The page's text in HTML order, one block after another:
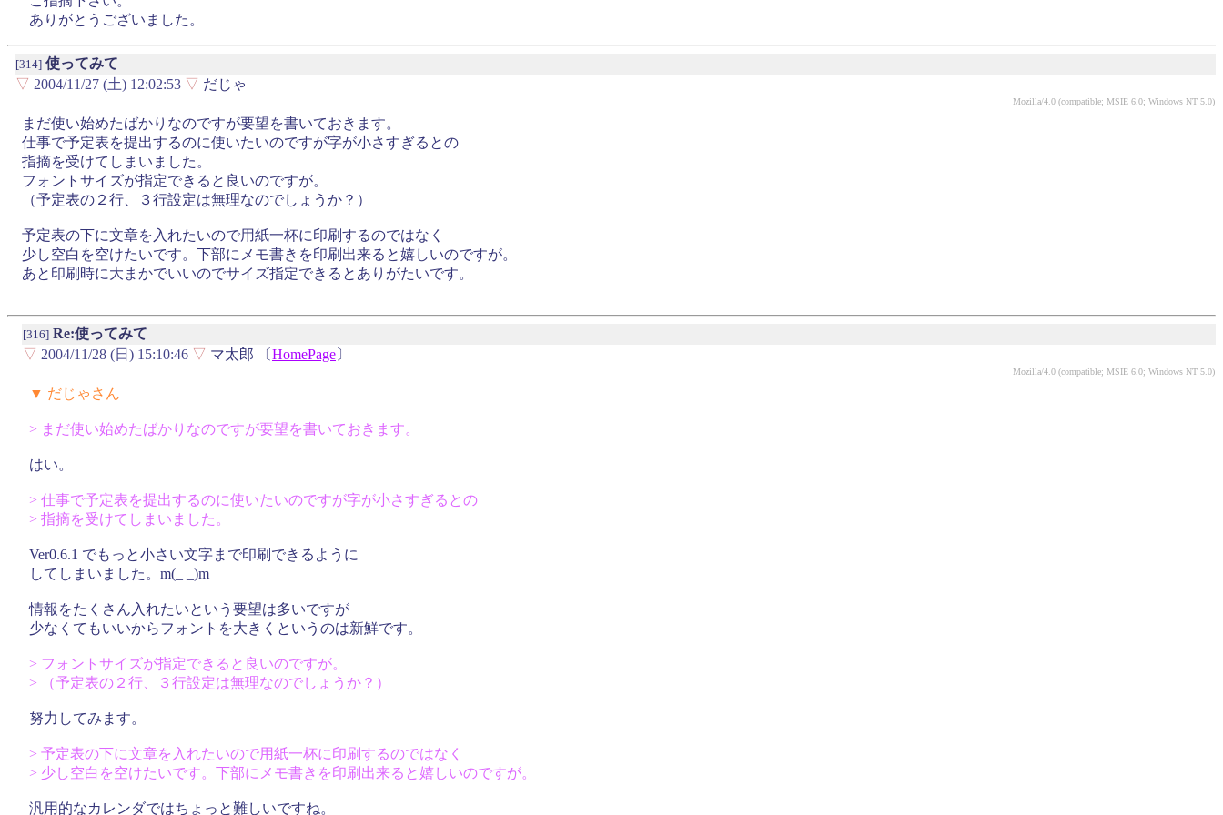
ありがとうございました。
[314] 使ってみて
▽ 2004/11/27 (土) 12:02:53 ▽ だじゃ
Mozilla/4.0 (compatible; MSIE 6.0; Windows NT 5.0)
まだ使い始めたばかりなのですが要望を書いておきます。
仕事で予定表を提出するのに使いたいのですが字が小さすぎるとの
指摘を受けてしまいました。
フォントサイズが指定できると良いのですが。
（予定表の２行、３行設定は無理なのでしょうか？）
予定表の下に文章を入れたいので用紙一杯に印刷するのではなく
少し空白を空けたいです。下部にメモ書きを印刷出来ると嬉しいのですが。
あと印刷時に大まかでいいのでサイズ指定できるとありがたいです。
[316] Re:使ってみて
▽ 2004/11/28 (日) 15:10:46 ▽ マ太郎 〔HomePage〕
Mozilla/4.0 (compatible; MSIE 6.0; Windows NT 5.0)
▼ だじゃさん
> まだ使い始めたばかりなのですが要望を書いておきます。
はい。
> 仕事で予定表を提出するのに使いたいのですが字が小さすぎるとの
> 指摘を受けてしまいました。
Ver0.6.1 でもっと小さい文字まで印刷できるように
してしまいました。m(_ _)m
情報をたくさん入れたいという要望は多いですが
少なくてもいいからフォントを大きくというのは新鮮です。
> フォントサイズが指定できると良いのですが。
> （予定表の２行、３行設定は無理なのでしょうか？）
努力してみます。
> 予定表の下に文章を入れたいので用紙一杯に印刷するのではなく
> 少し空白を空けたいです。下部にメモ書きを印刷出来ると嬉しいのですが。
汎用的なカレンダではちょっと難しいですね。